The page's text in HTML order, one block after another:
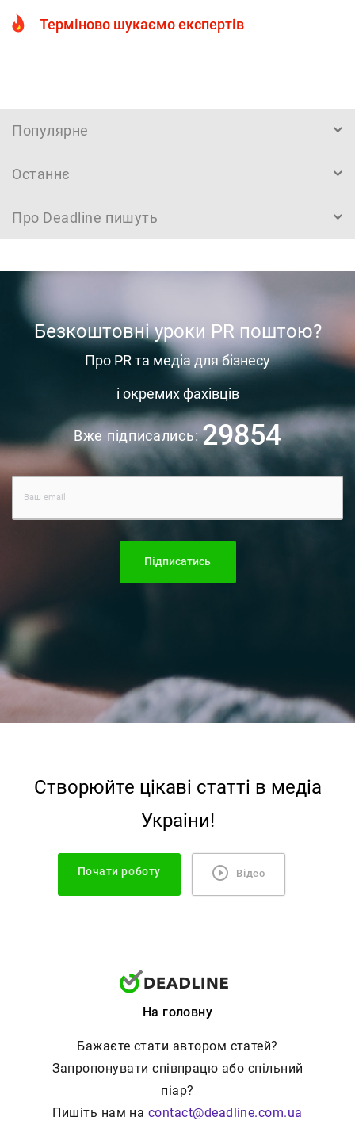
Терміново шукаємо експертів
Популярне
Останнє
Про Deadline пишуть
Безкоштовні уроки PR поштою?
Про PR та медіа для бізнесу
і окремих фахівців
Вже підписались:29854
Підписатись
Створюйте цiкавi статтi в медiа
Украiни!
Почати роботу Відео
На головну
Бажаєте стати автором статей?
Запропонувати співпрацю або спільний
піар?
Пишіть нам на contact@deadline.com.ua